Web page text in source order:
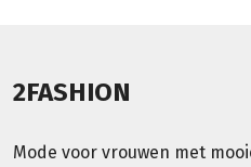
2FASHION
Mode voor vrouwen met